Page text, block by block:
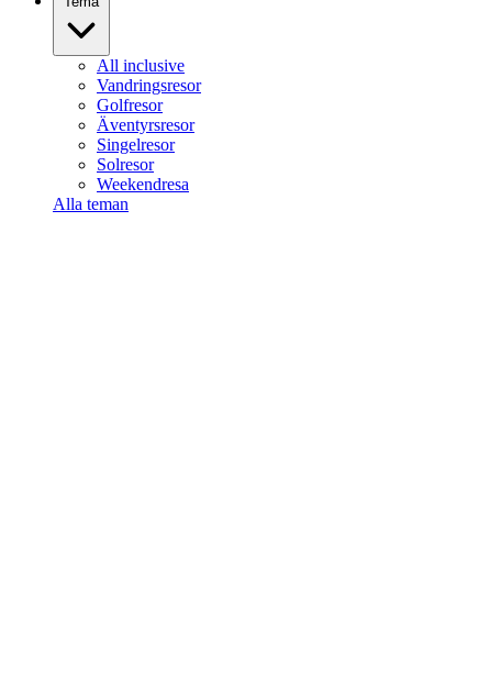
All inclusive
Vandringsresor
Golfresor
Äventyrsresor
Singelresor
Solresor
Weekendresa
Alla teman